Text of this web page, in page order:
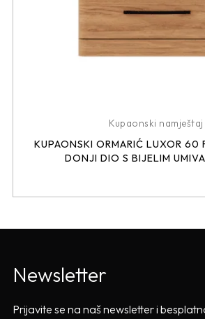
Kupaonski namještaj
KUPAONSKI ORMARIĆ LUXOR
DONJI DIO S BIJELIM
Newsletter
Prijavite se na naš newsletter i